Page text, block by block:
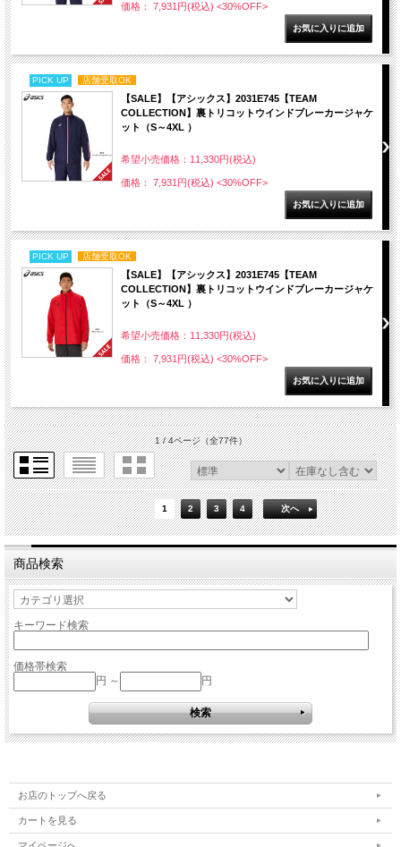
価格： 7,931円(税込) <30%OFF>
PICK UP 店舗受取OK
【SALE】【アシックス】2031E745【TEAM
COLLECTION】裏トリコットウインドブレーカージャケ
ット（S～4XL ）
希望小売価格：11,330円(税込)
価格： 7,931円(税込) <30%OFF>
PICK UP 店舗受取OK
【SALE】【アシックス】2031E745【TEAM
COLLECTION】裏トリコットウインドブレーカージャケ
ット（S～4XL ）
希望小売価格：11,330円(税込)
価格： 7,931円(税込) <30%OFF>
1 / 4ページ（全77件）
1 2 3 4 次へ
商品検索
キーワード検索
価格帯検索
円 ～
円
お店のトップへ戻る
カートを見る